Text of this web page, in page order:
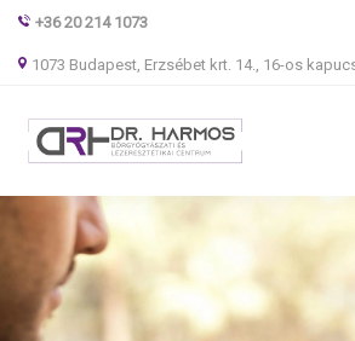
+36 20 214 1073
1073 Budapest, Erzsébet krt. 14., 16-os